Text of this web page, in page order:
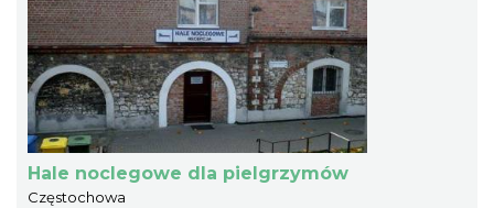
Hale noclegowe dla pielgrzymów
Częstochowa